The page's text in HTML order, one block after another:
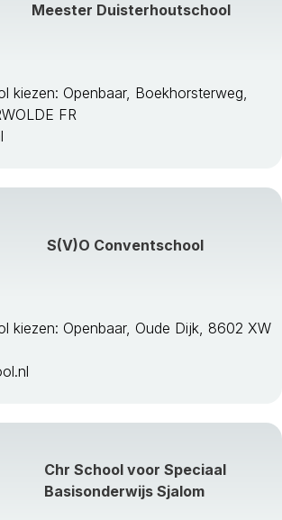
Meester Duisterhoutschool
kiezen: Openbaar, Boekhorsterweg,
FR
S(V)O Conventschool
kiezen: Openbaar, Oude Dijk, 8602 XW
Chr School voor Speciaal
Basisonderwijs Sjalom